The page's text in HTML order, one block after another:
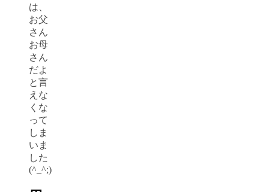
は、
お父
さん
お母
さん
だよ
と言
えな
くな
って
しま
いま
した
(^_^;)